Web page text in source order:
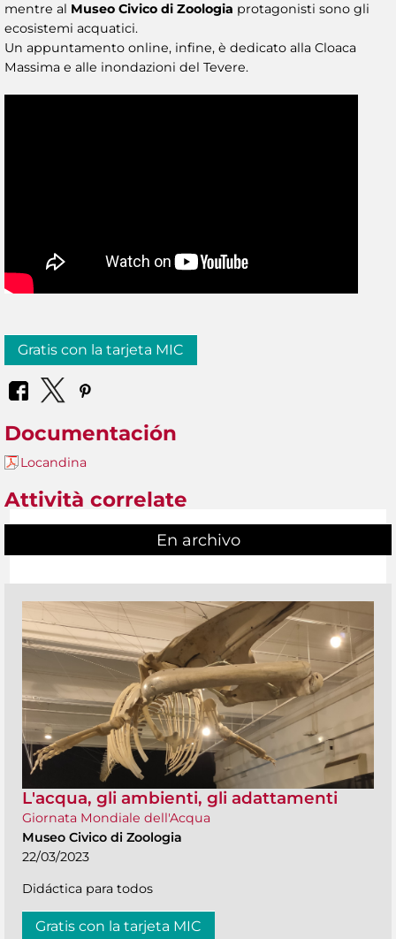
mentre al Museo Civico di Zoologia protagonisti sono gli
ecosistemi acquatici.
Un appuntamento online, infine, è dedicato alla Cloaca
Massima e alle inondazioni del Tevere.
Gratis con la tarjeta MIC
Documentación
Locandina
Attività correlate
En archivo
L'acqua, gli ambienti, gli adattamenti
Giornata Mondiale dell'Acqua
Museo Civico di Zoologia
22/03/2023
Didáctica para todos
Gratis con la tarjeta MIC